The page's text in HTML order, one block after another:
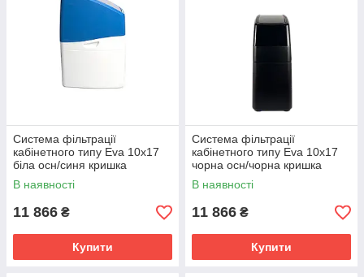
Система фільтрації
кабінетного типу Eva 10x17
біла осн/синя кришка
В наявності
11 866 ₴
Купити
Система фільтрації
кабінетного типу Eva 10x17
чорна осн/чорна кришка
В наявності
11 866 ₴
Купити